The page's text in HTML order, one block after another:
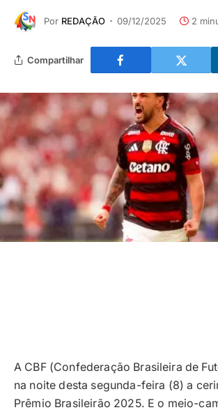
Por REDAÇÃO 09/12/2025 2
Compartilhar
A CBF (Confederação Brasileira de
na noite desta segunda-feira (8) a
Prêmio Brasileirão 2025. E o meio-